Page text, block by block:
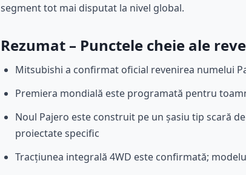
segment tot mai disputat la nivel global.
Rezumat – Punctele cheie ale
Mitsubishi a confirmat oficial revenirea numelui
Premiera mondială este programată pentru
Noul Pajero este construit pe un șasiu tip scară
proiectate specific
Tracțiunea integrală 4WD este confirmată;